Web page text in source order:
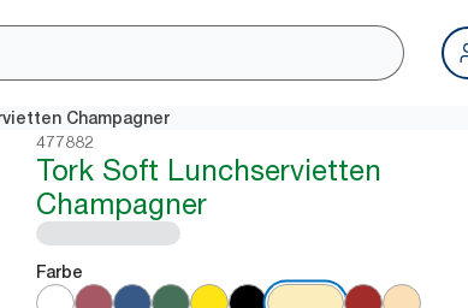
Champagner
477882
Tork Soft Lunchservietten
Champagner
Farbe